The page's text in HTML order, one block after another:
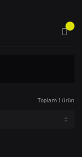
Toplam 1 ürün